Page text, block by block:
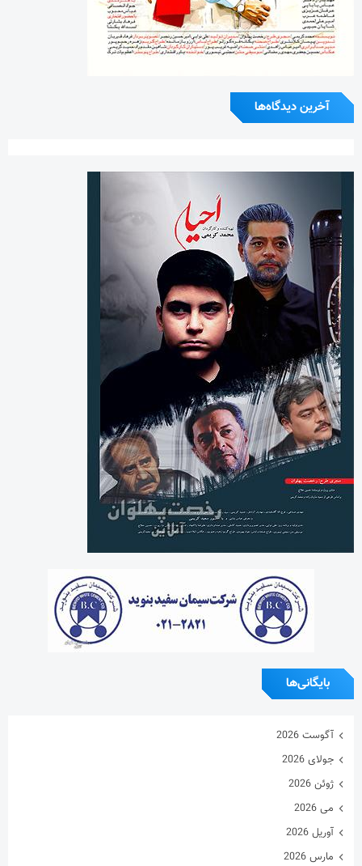
بایگانی‌ها
آگوست 2026
جولای 2026
فوریه 2026
ژانویه 2026
نوامبر 2025
اکتبر 2025
سپتامبر 2025
آگوست 2025
جولای 2025